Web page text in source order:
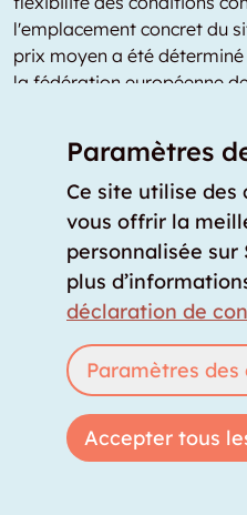
l'emplacement concret du
prix moyen a été
la fédération européenne
Location de box
points à vérifier
votre garde-
Choisissez un garde-
climat optimal :
meuble sans
humidité et une
Ainsi, vous évitez les
sensibles comme les
Bonne isolation pour
Paramètres
Ce site utilise des
vous offrir la
personnalisée sur
plus
déclaration de
Paramètres des
Accepter tous